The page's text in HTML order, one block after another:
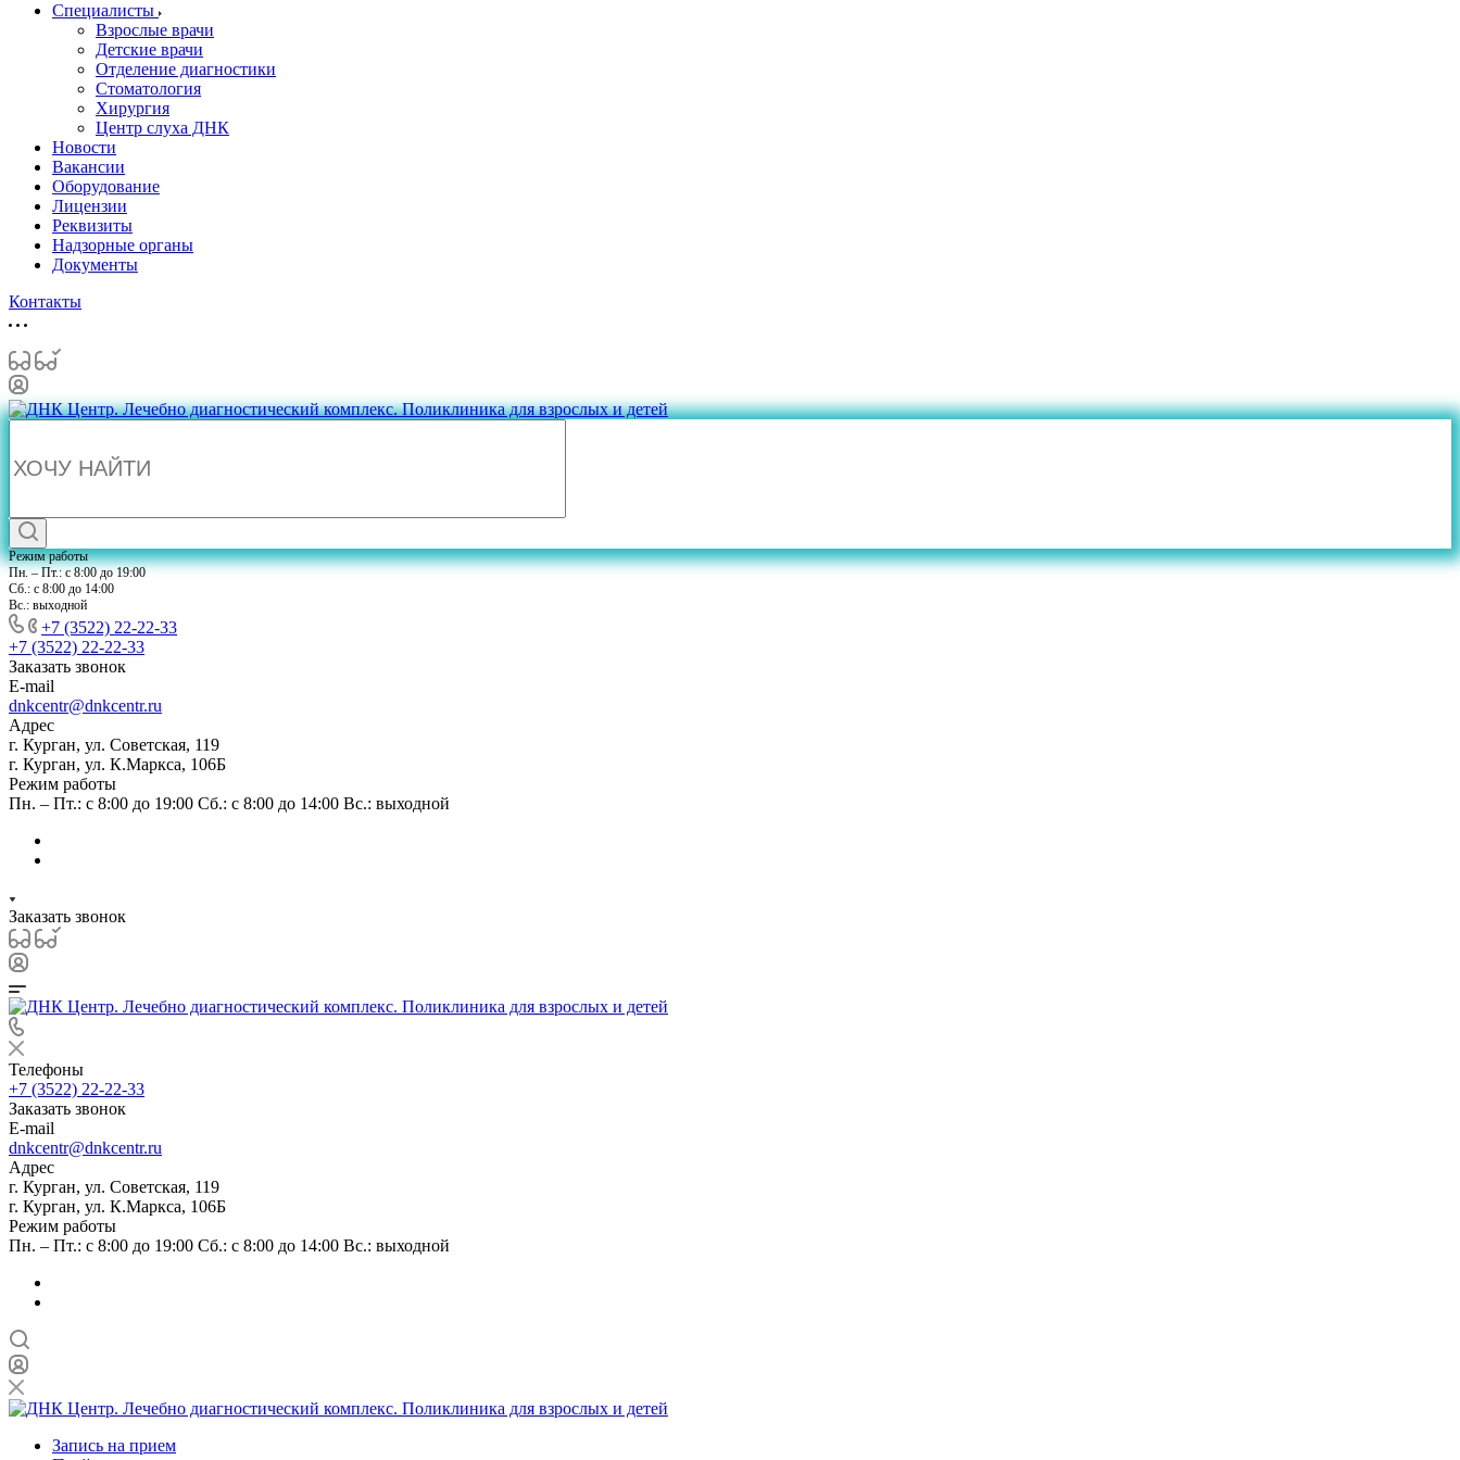
Специалисты
Взрослые врачи
Детские врачи
Отделение диагностики
Стоматология
Хирургия
Центр слуха ДНК
Новости
Вакансии
Оборудование
Лицензии
Реквизиты
Надзорные органы
Документы
Контакты
Режим работы
Пн. – Пт.: с 8:00 до 19:00
Сб.: с 8:00 до 14:00
Вс.: выходной
+7 (3522) 22-22-33
+7 (3522) 22-22-33
Заказать звонок
E-mail
dnkcentr@dnkcentr.ru
Адрес
г. Курган, ул. Советская, 119
г. Курган, ул. К.Маркса, 106Б
Режим работы
Пн. – Пт.: с 8:00 до 19:00 Сб.: с 8:00 до 14:00 Вс.: выходной
Заказать звонок
Телефоны
+7 (3522) 22-22-33
Заказать звонок
E-mail
dnkcentr@dnkcentr.ru
Адрес
г. Курган, ул. Советская, 119
г. Курган, ул. К.Маркса, 106Б
Режим работы
Пн. – Пт.: с 8:00 до 19:00 Сб.: с 8:00 до 14:00 Вс.: выходной
Запись на прием